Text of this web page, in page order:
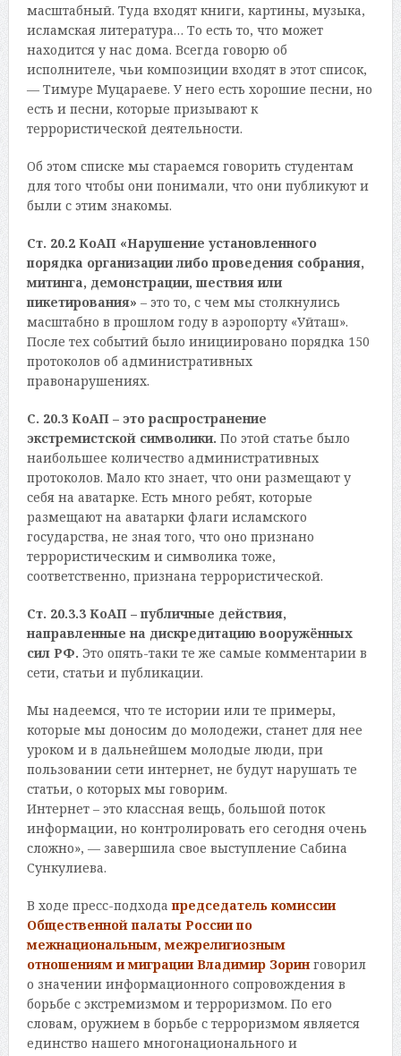
масштабный. Туда входят книги, картины, музыка,
исламская литература… То есть то, что может
находится у нас дома. Всегда говорю об
исполнителе, чьи композиции входят в этот список,
— Тимуре Муцараеве. У него есть хорошие песни, но
есть и песни, которые призывают к
террористической деятельности.
Об этом списке мы стараемся говорить студентам
для того чтобы они понимали, что они публикуют и
были с этим знакомы.
Ст. 20.2 КоАП «Нарушение установленного
порядка организации либо проведения собрания,
митинга, демонстрации, шествия или
пикетирования» – это то, с чем мы столкнулись
масштабно в прошлом году в аэропорту «Уйташ».
После тех событий было инициировано порядка 150
протоколов об административных
правонарушениях.
С. 20.3 КоАП – это распространение
экстремистской символики. По этой статье было
наибольшее количество административных
протоколов. Мало кто знает, что они размещают у
себя на аватарке. Есть много ребят, которые
размещают на аватарки флаги исламского
государства, не зная того, что оно признано
террористическим и символика тоже,
соответственно, признана террористической.
Ст. 20.3.3 КоАП – публичные действия,
направленные на дискредитацию вооружённых
сил РФ. Это опять-таки те же самые комментарии в
сети, статьи и публикации.
Мы надеемся, что те истории или те примеры,
которые мы доносим до молодежи, станет для нее
уроком и в дальнейшем молодые люди, при
пользовании сети интернет, не будут нарушать те
статьи, о которых мы говорим.
Интернет – это классная вещь, большой поток
информации, но контролировать его сегодня очень
сложно», — завершила свое выступление Сабина
Сункулиева.
В ходе пресс-подходапредседатель комиссии
Общественной палаты России по
межнациональным, межрелигиозным
отношениям и миграции Владимир Зоринговорил
о значении информационного сопровождения в
борьбе с экстремизмом и терроризмом. По его
словам, оружием в борьбе с терроризмом является
единство нашего многонационального и